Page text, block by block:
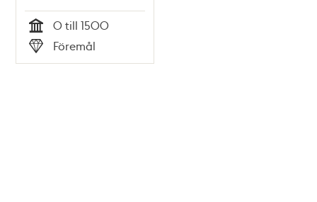
Tid
0 till 1500
Typ
Föremål